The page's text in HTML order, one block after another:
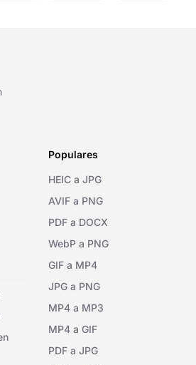
Populares
HEIC a JPG
AVIF a PNG
PDF a DOCX
WebP a PNG
GIF a MP4
JPG a PNG
MP4 a MP3
MP4 a GIF
PDF a JPG